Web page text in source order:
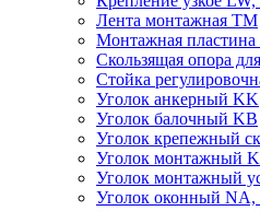
Лента монтажная TM
Монтажная пластина
Скользящая опора
Стойка
Уголок анкерный KK
Уголок балочный KB
Уголок крепежный
Уголок монтажный
Уголок монтажный
Уголок оконный NA,